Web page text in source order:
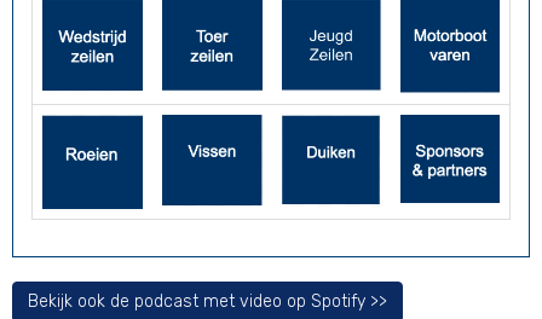
Bekijk ook de podcast met video op Spotify >>